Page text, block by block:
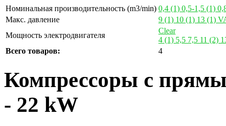
Номинальная производительность (m3/min) 0,4 (1) 0,5-1,5 (1)
Макс. давление
9 (1) 10 (1) 13 (1)
Мощность электродвигателя
Clear
4 (1) 5,5 7,5 11 (2)
Всего товаров:
4
Компрессоры с
- 22 kW